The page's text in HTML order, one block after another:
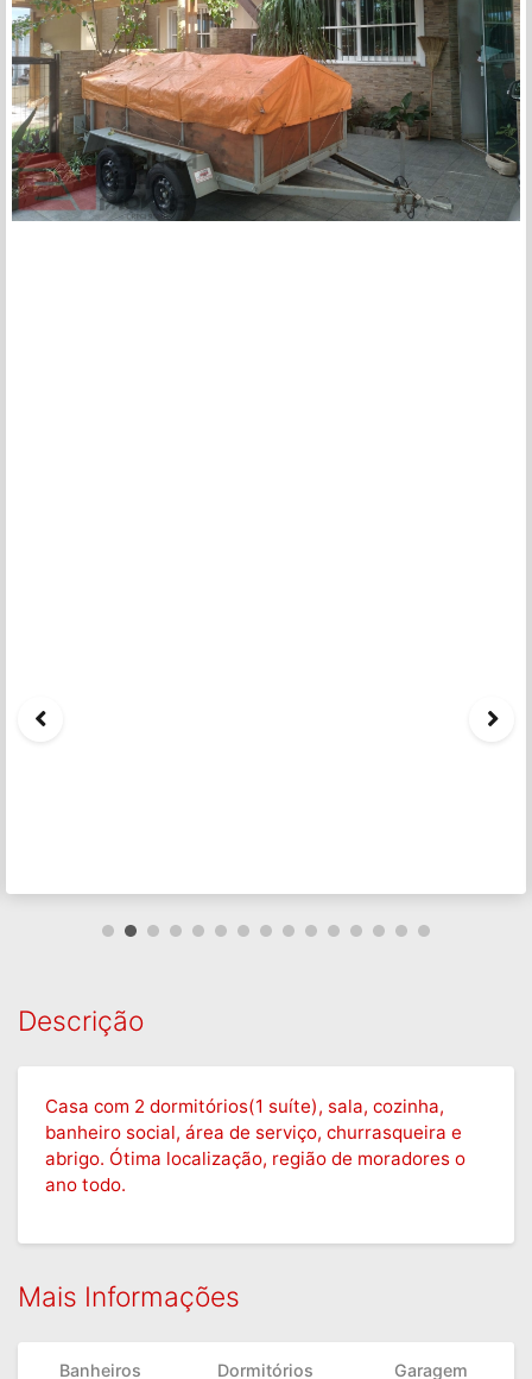
Mais Informações
Banheiros Dormitórios Garagem
Descrição
Casa com 2 dormitórios(1 suíte), sala, cozinha,
banheiro social, área de serviço, churrasqueira e
abrigo. Ótima localização, região de moradores o
ano todo.